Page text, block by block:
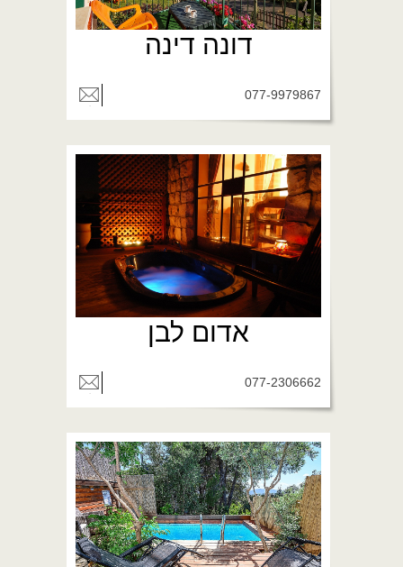
דונה דינה
077-9979867
אדום לבן
077-2306662